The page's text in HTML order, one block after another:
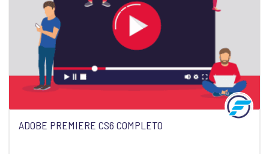
ADOBE PREMIERE CS6 COMPLETO